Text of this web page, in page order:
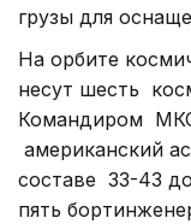
грузы для
На орбите
несут шесть
Командиром
американский
составе 33-43
пять